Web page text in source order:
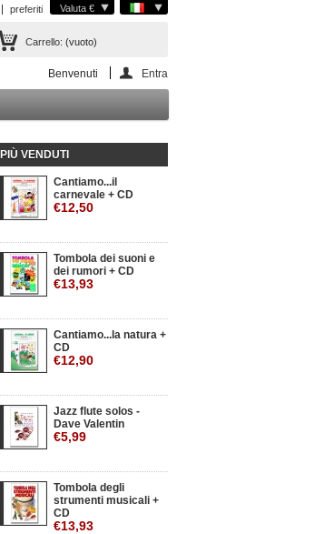
Valuta €
preferiti
Carrello: (vuoto)
Benvenuti Entra
I PIÙ VENDUTI
Cantiamo...il
carnevale + CD
€12,50
Tombola dei suoni e
dei rumori + CD
€13,93
Cantiamo...la natura +
CD
€12,90
Jazz flute solos -
Dave Valentin
€5,99
Tombola degli
strumenti musicali +
CD
€13,93